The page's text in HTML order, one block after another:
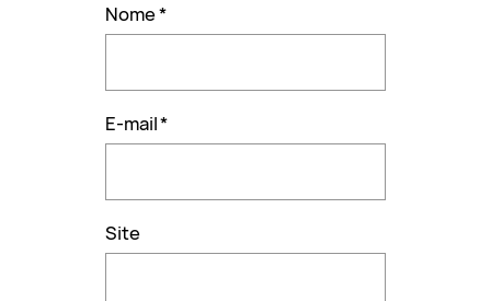
Nome*
E-mail*
Site